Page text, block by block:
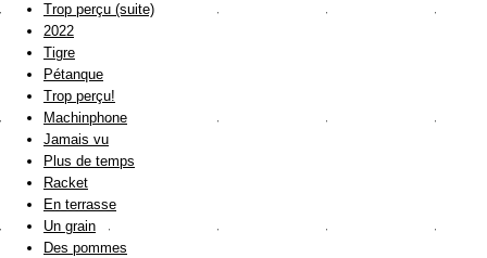
Trop perçu (suite)
2022
Tigre
Pétanque
Trop perçu!
Machinphone
Jamais vu
Plus de temps
Racket
En terrasse
Un grain
Des pommes